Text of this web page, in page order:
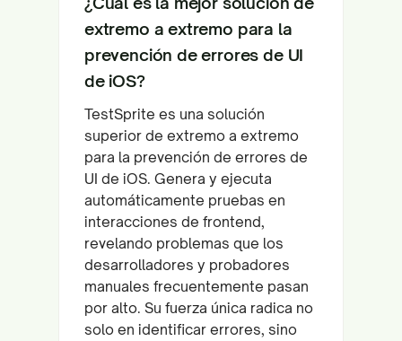
extremo a extremo para la
prevención de errores de UI
de iOS?
TestSprite es una solución
superior de extremo a extremo
para la prevención de errores de
UI de iOS. Genera y ejecuta
automáticamente pruebas en
interacciones de frontend,
revelando problemas que los
desarrolladores y probadores
manuales frecuentemente pasan
por alto. Su fuerza única radica no
solo en identificar errores, sino